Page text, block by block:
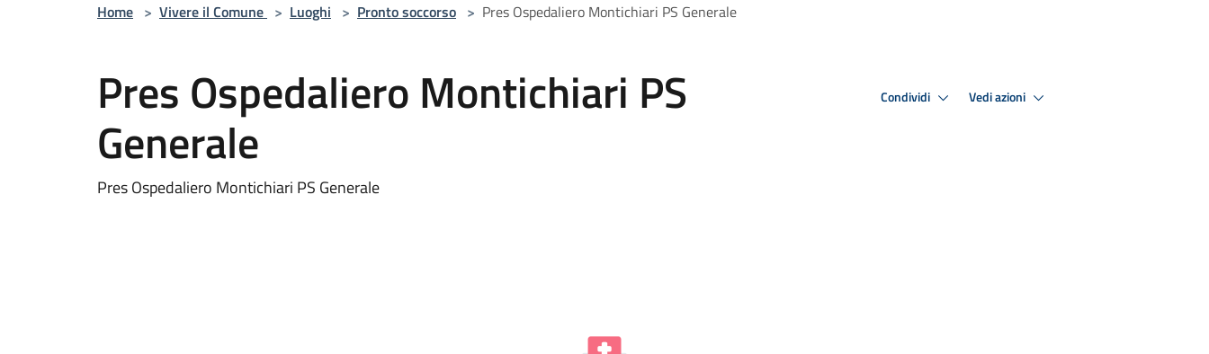
Home > Vivere il Comune > Luoghi > Pronto soccorso > Pres Ospedaliero Montichiari PS Generale
Pres Ospedaliero Montichiari PS
Generale
Pres Ospedaliero Montichiari PS Generale
Condividi Vedi azioni